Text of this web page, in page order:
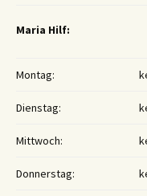
Maria Hilf:
Montag:
Dienstag:
Mittwoch:
Donnerstag: